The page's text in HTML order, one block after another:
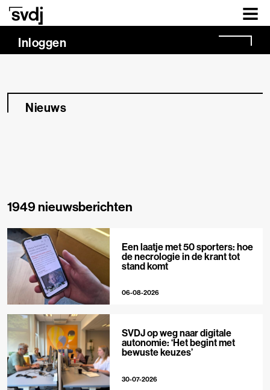
Naar hoofdinhoud
Inloggen
Nieuws
1949 nieuwsberichten
Een laatje met 50 sporters: hoe
de necrologie in de krant tot
stand komt
06-08-2026
SVDJ op weg naar digitale
autonomie: ‘Het begint met
bewuste keuzes’
30-07-2026